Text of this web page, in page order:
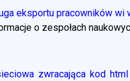
eksportu pracowników wi
o zespołach
zwracająca kod